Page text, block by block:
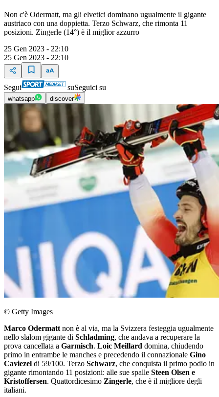
Non c'è Odermatt, ma gli elvetici dominano ugualmente il gigante
austriaco con una doppietta. Terzo Schwarz, che rimonta 11
posizioni. Zingerle (14°) è il miglior azzurro
25 Gen 2023 - 22:10
25 Gen 2023 - 22:10
Segui suSeguici su
whatsapp discover
© Getty Images
Marco Odermatt non è al via, ma la Svizzera festeggia ugualmente
nello slalom gigante di Schladming, che andava a recuperare la
prova cancellata a Garmisch. Loic Meillard domina, chiudendo
primo in entrambe le manches e precedendo il connazionale Gino
Caviezel di 59/100. Terzo Schwarz, che conquista il primo podio in
gigante rimontando 11 posizioni: alle sue spalle Steen Olsen e
Kristoffersen. Quattordicesimo Zingerle, che è il migliore degli
italiani.